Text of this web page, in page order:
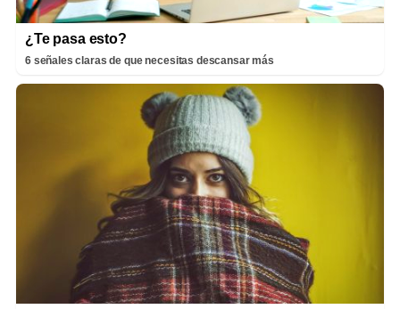
¿Te pasa esto?
6 señales claras de que necesitas descansar más